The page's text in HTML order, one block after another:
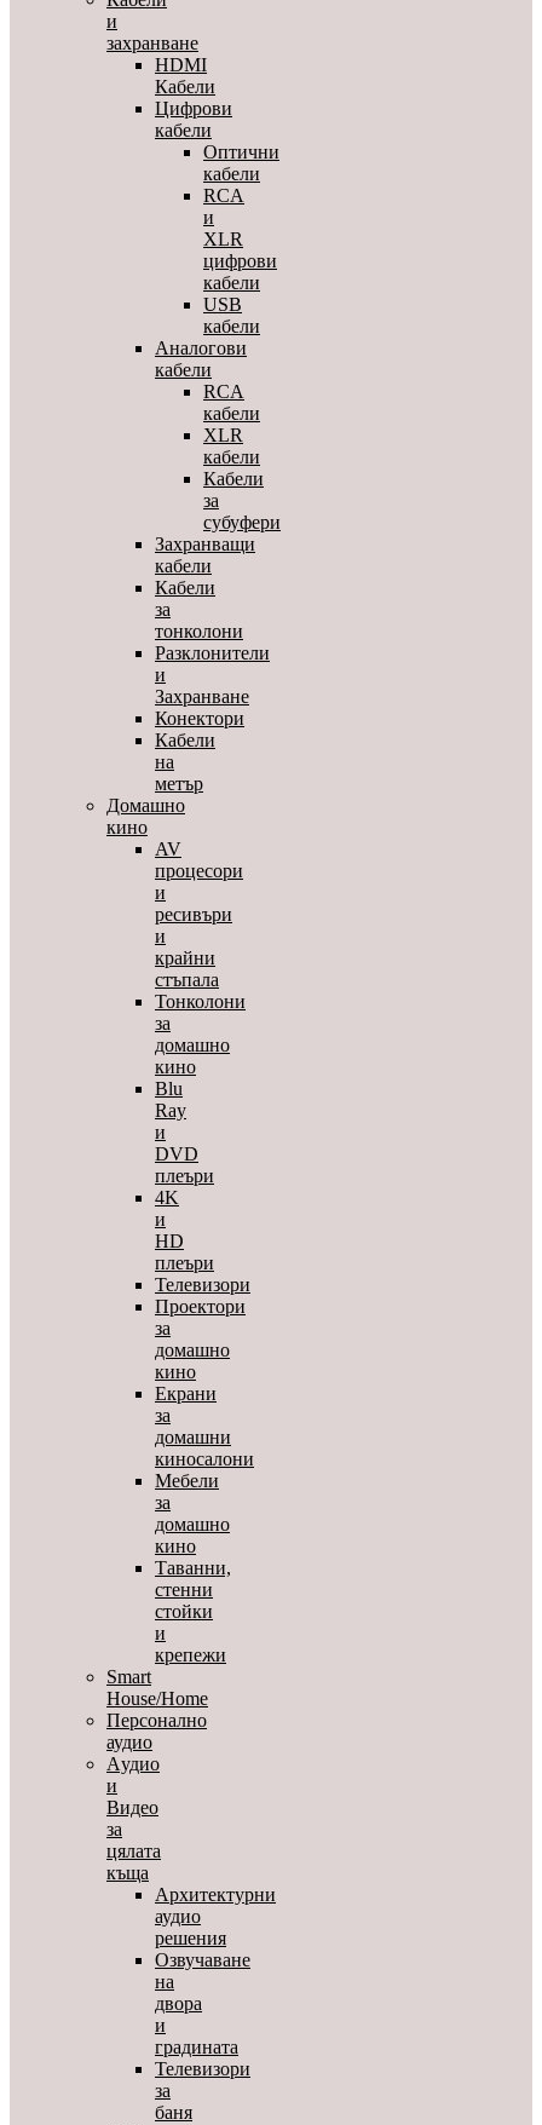
и
захранване
HDMI
Кабели
Цифрови
кабели
Оптични
кабели
RCA
и
XLR
цифрови
кабели
USB
кабели
Аналогови
кабели
RCA
кабели
XLR
кабели
Кабели
за
субуфери
Захранващи
кабели
Кабели
за
тонколони
Разклонители
и
Захранване
Конектори
Кабели
на
метър
Домашно
кино
AV
процесори
и
ресивъри
и
крайни
стъпала
Тонколони
за
домашно
кино
Blu
Ray
и
DVD
плеъри
4K
и
HD
плеъри
Телевизори
Проектори
за
домашно
кино
Екрани
за
домашни
киносалони
Мебели
за
домашно
кино
Таванни,
стенни
стойки
и
крепежи
Smart
House/Home
Персонално
аудио
Aудио
и
Видео
за
цялата
къща
Архитектурни
аудио
решения
Озвучаване
на
двора
и
градината
Телевизори
за
баня